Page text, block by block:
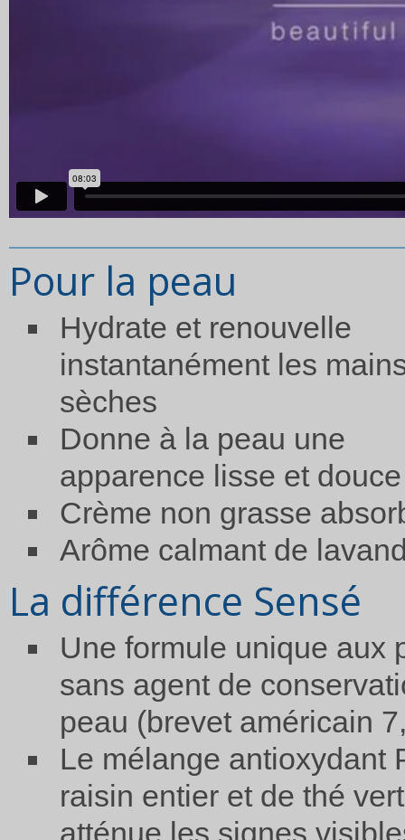
Pour la peau
Hydrate et renouvelle
instantanément les
sèches
Donne à la peau une
apparence lisse et douce
Crème non grasse
Arôme calmant de
La différence Sensé
Une formule unique aux
sans agent de
peau (brevet américain
Le mélange antioxydant
raisin entier et de thé
atténue les signes